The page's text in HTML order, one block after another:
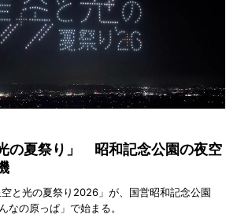
の夏祭り」 昭和記念公園の夜空
と光の夏祭り2026」が、国営昭和記念公園
なの原っぱ」で始まる。